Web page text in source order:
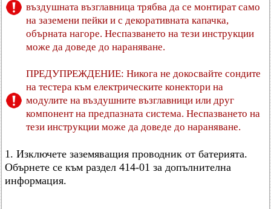
въздушната възглавница трябва да се монтират само
на заземени пейки и с декоративната капачка,
обърната нагоре. Неспазването на тези инструкции
може да доведе до нараняване.
ПРЕДУПРЕЖДЕНИЕ: Никога не докосвайте сондите
на тестера към електрическите конектори на
модулите на въздушните възглавници или друг
компонент на предпазната система. Неспазването на
тези инструкции може да доведе до нараняване.
1. Изключете заземяващия проводник от батерията.
Обърнете се към раздел 414-01 за допълнителна
информация.